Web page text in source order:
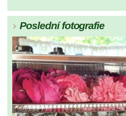
Poslední fotografie